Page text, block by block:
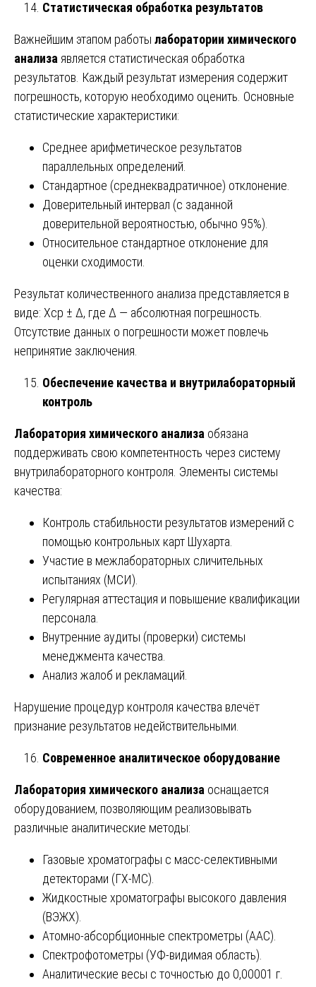
Статистическая обработка результатов
Важнейшим этапом работы лаборатории химического
анализа является статистическая обработка
результатов. Каждый результат измерения содержит
погрешность, которую необходимо оценить. Основные
статистические характеристики:
Среднее арифметическое результатов
параллельных определений.
Стандартное (среднеквадратичное) отклонение.
Доверительный интервал (с заданной
доверительной вероятностью, обычно 95%).
Относительное стандартное отклонение для
оценки сходимости.
Результат количественного анализа представляется в
виде: Хср ± Δ, где Δ — абсолютная погрешность.
Отсутствие данных о погрешности может повлечь
непринятие заключения.
Обеспечение качества и внутрилабораторный
контроль
Лаборатория химического анализа обязана
поддерживать свою компетентность через систему
внутрилабораторного контроля. Элементы системы
качества:
Контроль стабильности результатов измерений с
помощью контрольных карт Шухарта.
Участие в межлабораторных сличительных
испытаниях (МСИ).
Регулярная аттестация и повышение квалификации
персонала.
Внутренние аудиты (проверки) системы
менеджмента качества.
Анализ жалоб и рекламаций.
Нарушение процедур контроля качества влечёт
признание результатов недействительными.
Современное аналитическое оборудование
Лаборатория химического анализа оснащается
оборудованием, позволяющим реализовывать
различные аналитические методы:
Газовые хроматографы с масс-селективными
детекторами (ГХ-МС).
Жидкостные хроматографы высокого давления
(ВЭЖХ).
Атомно-абсорбционные спектрометры (ААС).
Спектрофотометры (УФ-видимая область).
Аналитические весы с точностью до 0,00001 г.